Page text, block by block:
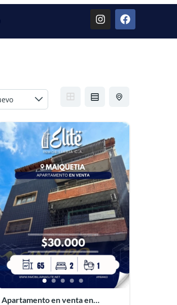
Apartamento en venta en